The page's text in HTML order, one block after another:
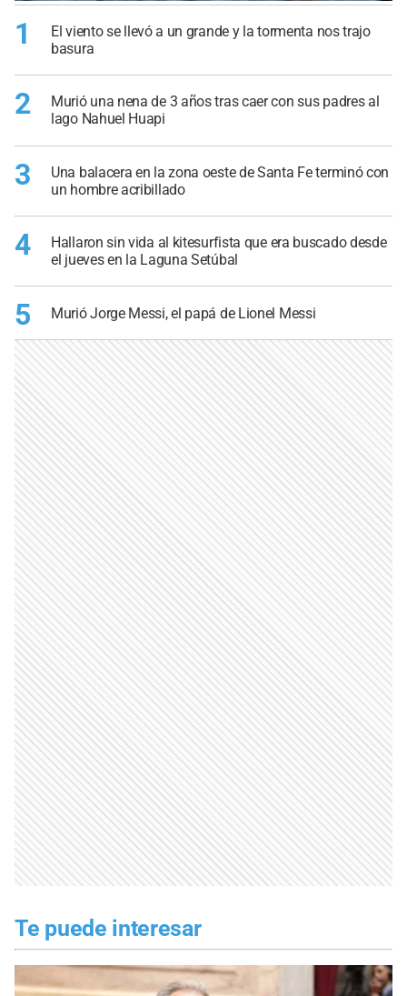
1
El viento se llevó a un grande y la tormenta nos trajo
basura
2
Murió una nena de 3 años tras caer con sus padres al
lago Nahuel Huapi
3
Una balacera en la zona oeste de Santa Fe terminó con
un hombre acribillado
4
Hallaron sin vida al kitesurfista que era buscado desde
el jueves en la Laguna Setúbal
5 Murió Jorge Messi, el papá de Lionel Messi
Te puede interesar